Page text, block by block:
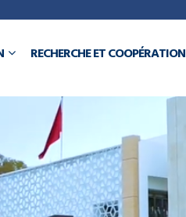
RECHERCHE ET COOPÉRATION